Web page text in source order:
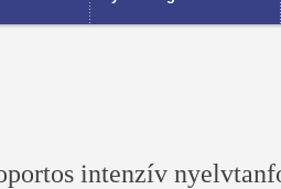
intenzív